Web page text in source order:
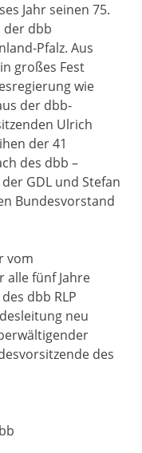
Jahr seinen 75.
der dbb
Pfalz. Aus
großes Fest
wie
der dbb-
Ulrich
der 41
des dbb –
GDL und Stefan
Bundesvorstand
vom
alle fünf Jahre
dbb RLP
neu
des